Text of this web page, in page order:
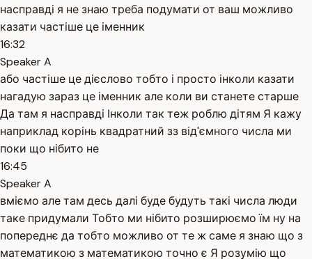
насправді я не знаю треба подумати от ваш можливо
казати частіше це іменник
16:32
Speaker A
або частіше це дієслово тобто і просто інколи казати
нагадую зараз це іменник але коли ви станете старше
Да там я насправді Інколи так теж роблю дітям Я кажу
наприклад корінь квадратний зз від'ємного числа ми
поки що нібито не
16:45
Speaker A
вміємо але там десь далі буде будуть такі числа люди
таке придумали Тобто ми нібито розширюємо їм ну на
попереднє да тобто можливо от те ж саме я знаю що з
математикою з математикою точно є Я розумію що